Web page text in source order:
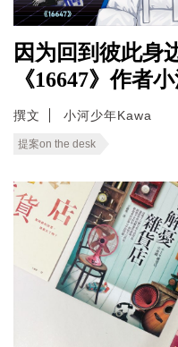
因为回到彼此
《16647》作者
撰文 小河少年Kawa
提案on the desk